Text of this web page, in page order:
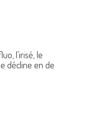
l’irisé, le
décline en de